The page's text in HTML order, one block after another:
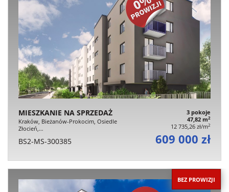
MIESZKANIE NA SPRZEDAŻ
Kraków, Bieżanów-Prokocim, Osiedle
Złocień,…
3 pokoje
47,82 m2
12 735,26 zł/m2
BS2-MS-300385 609 000 zł
BEZ PROWIZJI